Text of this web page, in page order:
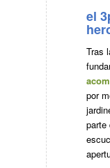
el
Tras
por
parte